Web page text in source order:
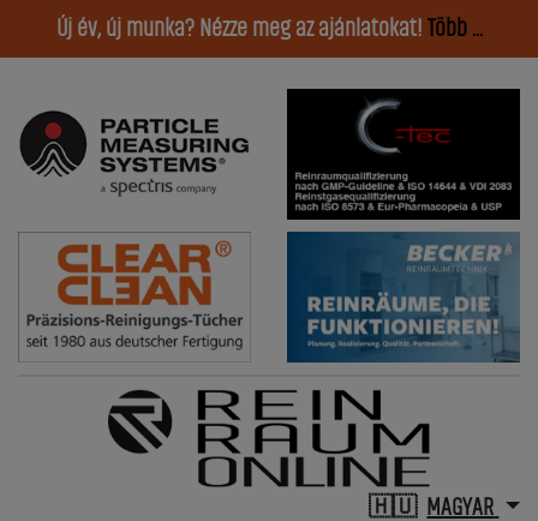
Új év, új munka? Nézze meg az ajánlatokat! Több ...
MAGYAR